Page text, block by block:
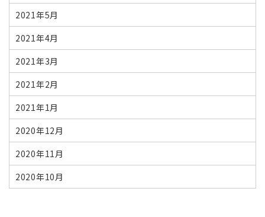
2021年5月
2021年4月
2021年3月
2021年2月
2021年1月
2020年12月
2020年11月
2020年10月